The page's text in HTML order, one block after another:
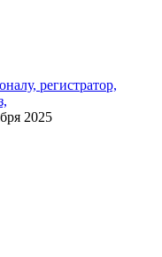
регистратор,
2025